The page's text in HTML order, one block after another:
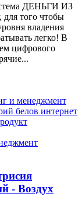
ДЕНЬГИ ИЗ
того чтобы
владения
легко! В
цифрового
и менеджмент
белов интернет
- Воздух